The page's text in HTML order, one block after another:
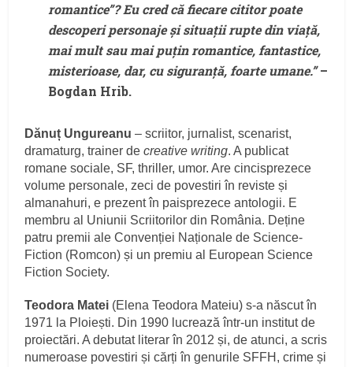
romantice”? Eu cred că fiecare cititor poate
descoperi personaje și situații rupte din viață,
mai mult sau mai puțin romantice, fantastice,
misterioase, dar, cu siguranță, foarte umane.”–
Bogdan Hrib.
Dănuț Ungureanu – scriitor, jurnalist, scenarist,
dramaturg, trainer decreative writing. A publicat
romane sociale, SF, thriller, umor. Are cincisprezece
volume personale, zeci de povestiri în reviste și
almanahuri, e prezent în paisprezece antologii. E
membru al Uniunii Scriitorilor din România. Deține
patru premii ale Convenției Naționale de Science-
Fiction (Romcon) și un premiu al European Science
Fiction Society.
Teodora Matei (Elena Teodora Mateiu) s-a născut în
1971 la Ploiești. Din 1990 lucrează într-un institut de
proiectări. A debutat literar în 2012 și, de atunci, a scris
numeroase povestiri și cărți în genurile SFFH, crime și